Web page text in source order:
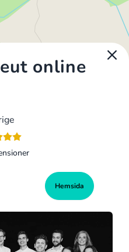
online
Hemsida
Sveriges Ledande Gymkedjor